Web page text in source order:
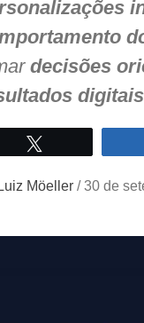
decisões
digitais
Luiz Möeller / 30 de